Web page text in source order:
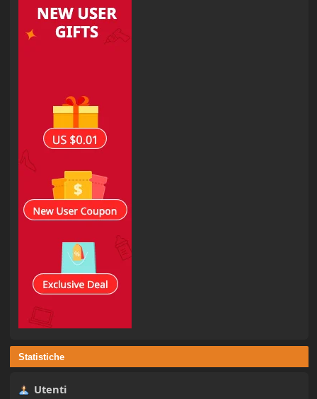
Statistiche
Utenti